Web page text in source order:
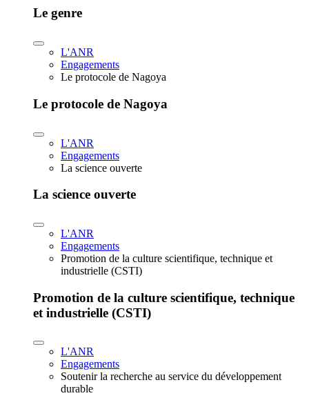
Le genre
L'ANR
Engagements
Le protocole de Nagoya
Le protocole de Nagoya
L'ANR
Engagements
La science ouverte
La science ouverte
L'ANR
Engagements
Promotion de la culture scientifique, technique et
industrielle (CSTI)
Promotion de la culture scientifique, technique
et industrielle (CSTI)
L'ANR
Engagements
Soutenir la recherche au service du développement
durable